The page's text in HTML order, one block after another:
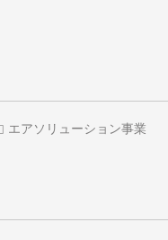
エアソリューション事業